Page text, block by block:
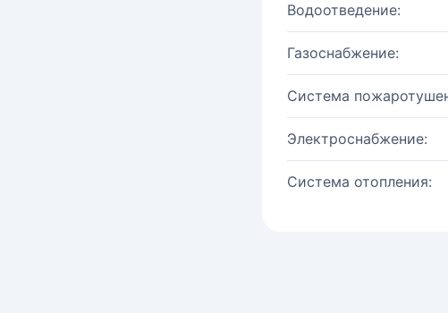
Водоотведение:
Газоснабжение:
Система
Электроснабжение:
Система отопления: